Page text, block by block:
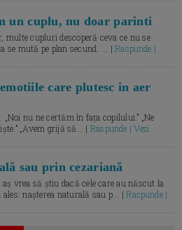
un cuplu, nu doar parinti
multe cupluri descoperă ceva ce nu se
se mută pe plan secund. ... |Raspunde |
care plutesc in aer
nu ne certăm în fața copilului.” „Ne
„Avem grijă să... | Raspunde | Vezi
sau prin cezariană
vrea să știu dacă cele care au născut la
ales: nașterea naturală sau p... |Raspunde |